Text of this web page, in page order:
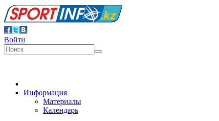
Войти
Информация
Материалы
Календарь